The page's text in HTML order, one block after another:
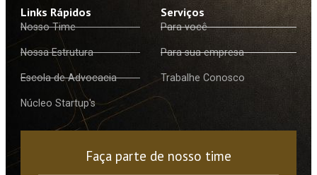
Links Rápidos
Nosso Time
Nossa Estrutura
Escola de Advocacia
Núcleo Startup's
Serviços
Para você
Para sua empresa
Trabalhe Conosco
Faça parte de nosso time